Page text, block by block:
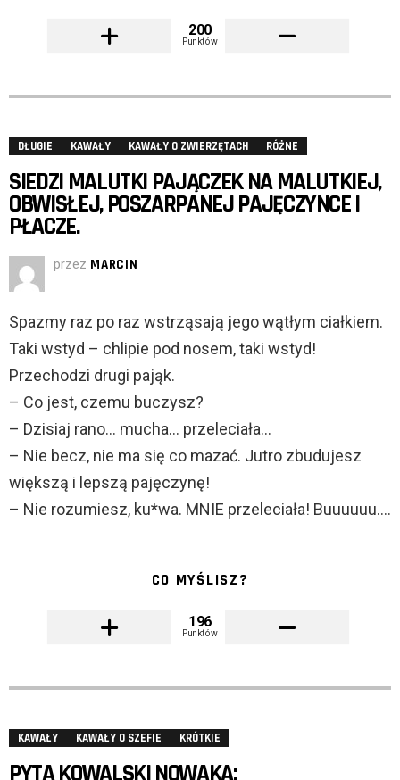
200
Punktów
DŁUGIE KAWAŁY KAWAŁY O ZWIERZĘTACH RÓŻNE
SIEDZI MALUTKI PAJĄCZEK NA MALUTKIEJ,
OBWISŁEJ, POSZARPANEJ PAJĘCZYNCE I
PŁACZE.
przez MARCIN
Spazmy raz po raz wstrząsają jego wątłym ciałkiem.
Taki wstyd – chlipie pod nosem, taki wstyd!
Przechodzi drugi pająk.
– Co jest, czemu buczysz?
– Dzisiaj rano… mucha… przeleciała…
– Nie becz, nie ma się co mazać. Jutro zbudujesz
większą i lepszą pajęczynę!
– Nie rozumiesz, ku*wa. MNIE przeleciała! Buuuuuu….
CO MYŚLISZ?
196
Punktów
KAWAŁY KAWAŁY O SZEFIE KRÓTKIE
PYTA KOWALSKI NOWAKA: